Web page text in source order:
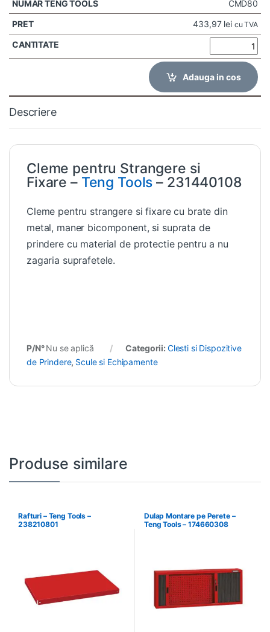
CMD80
433,97 lei cu TVA
Adauga in cos
Descriere
Cleme pentru Strangere si
Fixare – Teng Tools – 231440108
Cleme pentru strangere si fixare cu brate din
metal, maner bicomponent, si suprata de
prindere cu material de protectie pentru a nu
zagaria suprafetele.
P/N°Nu se aplică Categorii: Clesti si Dispozitive
de Prindere, Scule si Echipamente
Produse similare
Rafturi – Teng Tools –
238210801
Dulap Montare pe Perete –
Teng Tools – 174660308